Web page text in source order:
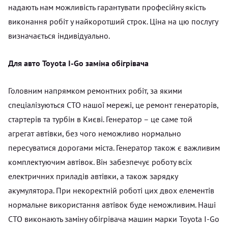
надають нам можливість гарантувати професійну якість
виконання робіт у найкоротший строк. Ціна на цю послугу
визначається індивідуально.
Для авто Toyota I-Go заміна обігрівача
Головним напрямком ремонтних робіт, за якими
спеціалізуються СТО нашої мережі, це ремонт генераторів,
стартерів та турбін в Києві. Генератор – це саме той
агрегат автівки, без чого неможливо нормально
пересуватися дорогами міста. Генератор також є важливим
комплектуючим автівок. Він забезпечує роботу всіх
електричних приладів автівки, а також зарядку
акумулятора. При некоректній роботі цих двох елементів
нормальне використання автівок буде неможливим. Наші
СТО виконають заміну обігрівача машин марки Toyota I-Go